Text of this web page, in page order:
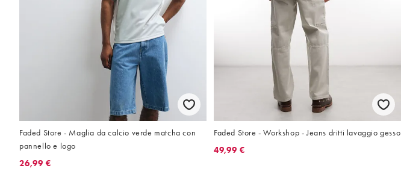
Faded Store - Maglia da calcio verde matcha con
pannello e logo
26,99 €
Faded Store - Workshop - Jeans dritti lavaggio gesso
49,99 €